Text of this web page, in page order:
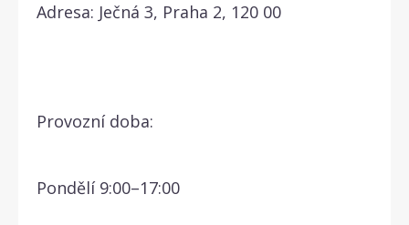
Adresa: Ječná 3, Praha 2, 120 00
Provozní doba:
Pondělí 9:00–17:00